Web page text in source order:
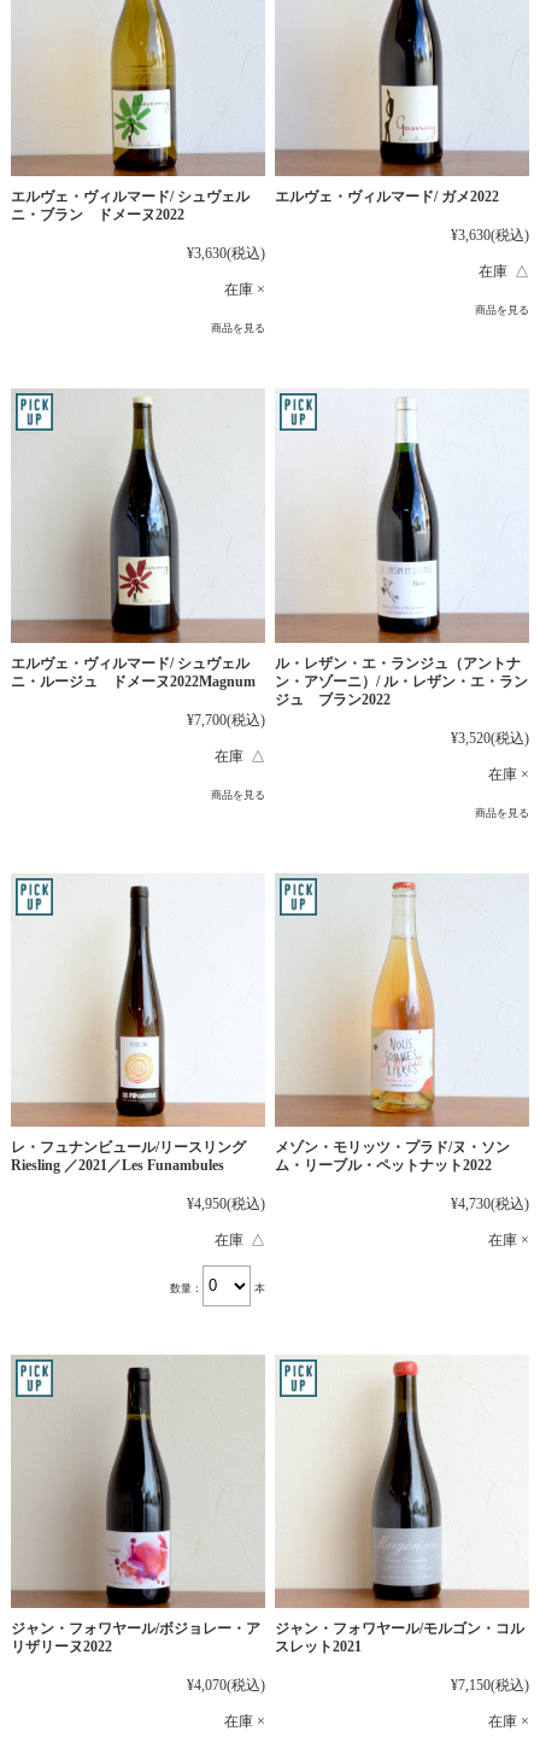
エルヴェ・ヴィルマード/ シュヴェル
ニ・ブラン ドメーヌ2022
¥3,630(税込)
在庫 ×
商品を見る
エルヴェ・ヴィルマード/ ガメ2022
¥3,630(税込)
在庫 △
商品を見る
エルヴェ・ヴィルマード/ シュヴェル
ニ・ルージュ ドメーヌ2022Magnum
¥7,700(税込)
在庫 △
商品を見る
ル・レザン・エ・ランジュ（アントナ
ン・アゾーニ）/ ル・レザン・エ・ラン
ジュ ブラン2022
¥3,520(税込)
在庫 ×
商品を見る
レ・フュナンビュール/リースリング
Riesling ／2021／Les Funambules
¥4,950(税込)
在庫 △
数量： 本
メゾン・モリッツ・プラド/ヌ・ソン
ム・リーブル・ペットナット2022
¥4,730(税込)
在庫 ×
ジャン・フォワヤール/ボジョレー・ア
リザリーヌ2022
¥4,070(税込)
在庫 ×
ジャン・フォワヤール/モルゴン・コル
スレット2021
¥7,150(税込)
在庫 ×